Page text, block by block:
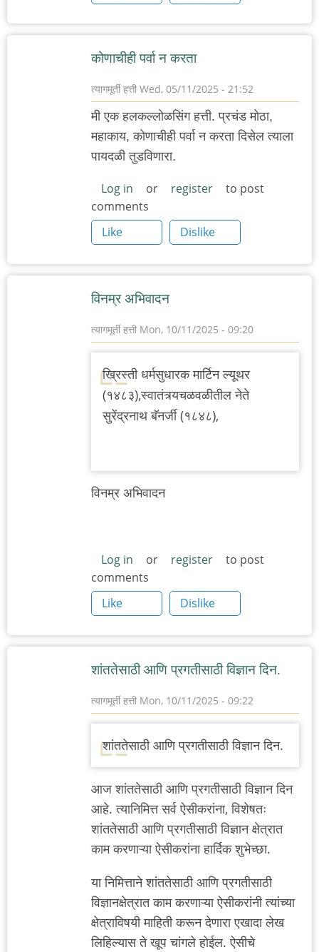
कोणाचीही पर्वा न करता
त्यागमूर्ती हत्ती Wed, 05/11/2025 - 21:52
मी एक हलकल्लोळसिंग हत्ती. प्रचंड मोठा,
महाकाय, कोणाचीही पर्वा न करता दिसेल त्याला
पायदळी तुडविणारा.
Log in or register
to post
comments
Like
Dislike
विनम्र अभिवादन
त्यागमूर्ती हत्ती Mon, 10/11/2025 - 09:20
ख्रिस्ती धर्मसुधारक मार्टिन ल्यूथर
(१४८३),स्वातंत्र्यचळवळीतील नेते
सुरेंद्रनाथ बॅनर्जी (१८४८),
विनम्र अभिवादन
Log in or register
to post
comments
Like
Dislike
शांततेसाठी आणि प्रगतीसाठी विज्ञान दिन.
त्यागमूर्ती हत्ती Mon, 10/11/2025 - 09:22
शांततेसाठी आणि प्रगतीसाठी विज्ञान दिन.
आजशांततेसाठी आणि प्रगतीसाठी विज्ञान दिन
आहे. त्यानिमित्त सर्व ऐसीकरांना, विशेषतः
शांततेसाठी आणि प्रगतीसाठी विज्ञानक्षेत्रात
काम करणाऱ्या ऐसीकरांना हार्दिक शुभेच्छा.
या निमित्तानेशांततेसाठी आणि प्रगतीसाठी
विज्ञानक्षेत्रात काम करणाऱ्या ऐसीकरांनी त्यांच्या
क्षेत्राविषयी माहिती करून देणारा एखादा लेख
लिहिल्यास ते खूप चांगले होईल. ऐसीचे